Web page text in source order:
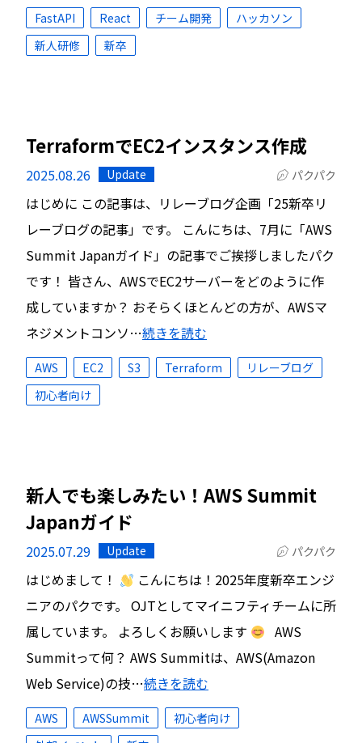
FastAPI React チーム開発
ハッカソン
新人研修
新卒
TerraformでEC2インスタンス作成
2025.08.26 Update パクパク
はじめに この記事は、リレーブログ企画「25新卒リ
レーブログの記事」です。 こんにちは、7月に「AWS
Summit Japanガイド」の記事でご挨拶しましたパク
です！ 皆さん、AWSでEC2サーバーをどのように作
成していますか？ おそらくほとんどの方が、AWSマ
ネジメントコンソ…続きを読む
AWS EC2 S3 Terraform
リレーブログ
初心者向け
新人でも楽しみたい！AWS Summit
Japanガイド
2025.07.29 Update パクパク
はじめまして！
こんにちは！2025年度新卒エンジ
ニアのパクです。 OJTとしてマイニフティチームに所
属しています。 よろしくお願いします
AWS
Summitって何？ AWS Summitは、AWS(Amazon
Web Service)の技…続きを読む
AWS AWSSummit
初心者向け